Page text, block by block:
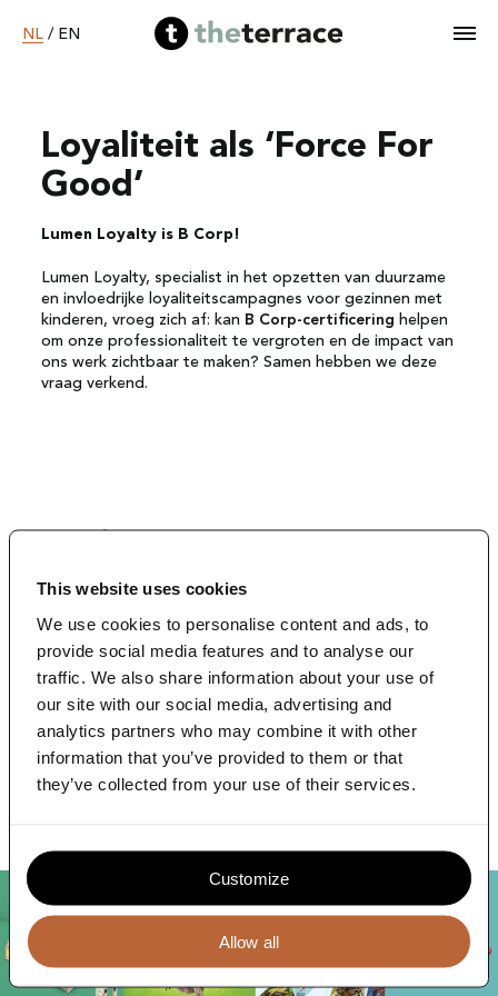
This website uses cookies
We use cookies to personalise content and ads, to
provide social media features and to analyse our
traffic. We also share information about your use of
our site with our social media, advertising and
analytics partners who may combine it with other
information that you’ve provided to them or that
they’ve collected from your use of their services.
Allow all
Customize
NL / EN
Home
Diensten
Ons werk
B Corp worden
Loyaliteit als ‘Force For
Good’
Lumen Loyalty is B Corp!
Lumen Loyalty, specialist in hetopzetten vanduurzame
en invloedrijke loyaliteitscampagnes voor gezinnen met
kinderen,vroeg zich af: kan B Corp-certificering helpen
omonze professionaliteit te vergroten en de impact van
ons werk zichtbaar te maken? Samen hebben wedeze
vraag verkend.
Lumen Loyaltyontwikkelt grootschalige
waarbijze entertainmentcombinerenmeteducatie –
‘edutainment’ zoalsze hetzelf noemen. Hunmissie?
Retailers
helpen impact te maken door
belangrijke
met
aanspreken
onderdeaandacht te brengen.Doordat
LumenLoyalty voorelk itemdatzeontwikkelen als doel
heeftdemeest ecovriendelijke versie te bedenken
hun
campagnes niet educatief en vermakelijk
maar
effectief